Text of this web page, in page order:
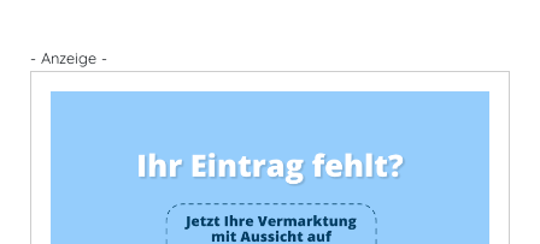
- Anzeige -